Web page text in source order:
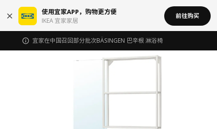
使用宜家APP，购物更方便
IKEA 宜家家居
前往购买
宜家在中国召回部分批次BÄSINGEN 巴辛根 淋浴椅